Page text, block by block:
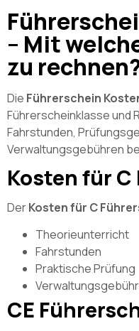
– Mit
zu
Die Führerschein
Führerscheinklasse und
Fahrstunden,
Verwaltungsgebühren
Kosten für
DerKosten für C
Theorieunterricht
Fahrstunden
Praktische Prüfung
CE